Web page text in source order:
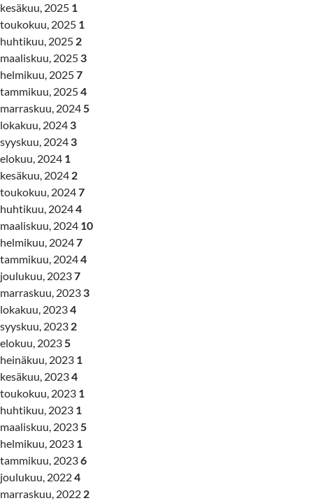
kesäkuu, 2025 1
toukokuu, 2025 1
huhtikuu, 2025 2
maaliskuu, 2025 3
helmikuu, 20257
tammikuu, 20254
marraskuu, 20245
lokakuu, 2024 3
syyskuu, 2024 3
elokuu, 2024 1
kesäkuu, 2024 2
toukokuu, 20247
huhtikuu, 20244
maaliskuu, 2024 10
helmikuu, 20247
tammikuu, 20244
joulukuu, 20237
marraskuu, 2023 3
lokakuu, 20234
syyskuu, 2023 2
elokuu, 20235
heinäkuu, 2023 1
kesäkuu, 20234
toukokuu, 2023 1
huhtikuu, 2023 1
maaliskuu, 20235
helmikuu, 2023 1
tammikuu, 20236
joulukuu, 20224
marraskuu, 2022 2